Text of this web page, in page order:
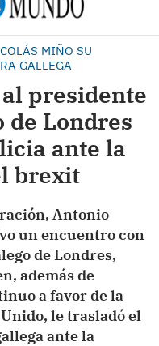
MIÑO SU
GALLEGA
presidente
de Londres
ante la
brexit
Antonio
un encuentro con
de Londres,
además de
a favor de la
le trasladó el
ante la